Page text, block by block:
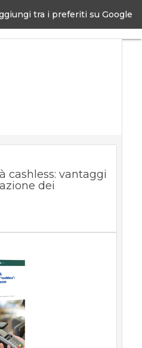
tra i preferiti su Google
cashless: vantaggi
dei